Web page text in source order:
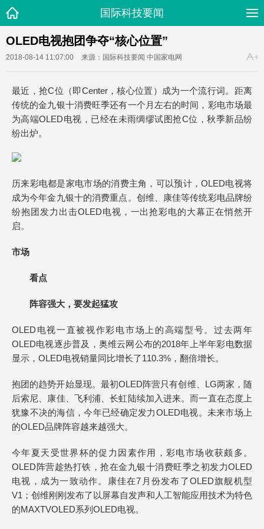
国际科技要闻
OLED电视抱团争夺“核心位置”
2018-08-14 11:07:00 来源：国际科技要闻 中国家电网
最近，抢C位（即Center，核心位置）成为一个流行词。距离
传统的金九银十消费旺季还有一个月左右的时间，彩电市场最
为高端OLED电视，已经在未雨绸缪试图抢C位，秋季新品纷
纷出炉。
历来彩电都是家电市场的消费主角，可以预计，OLED电视将
成为今年金九银十的消费重点。创维、康佳等传统彩电品牌纷
纷抱团发力出击OLED电视，一出抢彩电的大幕正在悄然开
启。
市场
看点
阵容强大，要发起猛攻
OLED电视一直被视作彩电市场上的高端型号。过去两年
OLED电视逐步普及，奥维云网公布的2018年上半年彩电数据
显示，OLED电视销量同比增长了110.3%，翻倍增长。
抱团的趋势开始显现。最初OLED阵营只有创维、LG两家，随
后索尼、康佳、飞利浦、长虹陆续加入进来。而一直在态度上
犹豫不决的海信，今年已经确定发力OLED电视。未来市场上
的OLED品牌阵容越来越强大。
今年夏天受世界杯的促力因素作用，彩电市场收获颇多。
OLED阵营趁热打铁，抢在金九银十消费旺季之初发力OLED
电视，成为一致动作。康佳在7月份发布了OLED旗舰机型
V1；创维刚刚发布了以屏幕自发声和人工智能应用技术为特色
的MAXTVOLED系列OLED电视。